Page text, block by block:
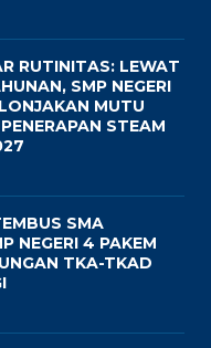
RUTINITAS: LEWAT
SMP NEGERI
MUTU
STEAM
SMA
NEGERI 4 PAKEM
TKA-TKAD